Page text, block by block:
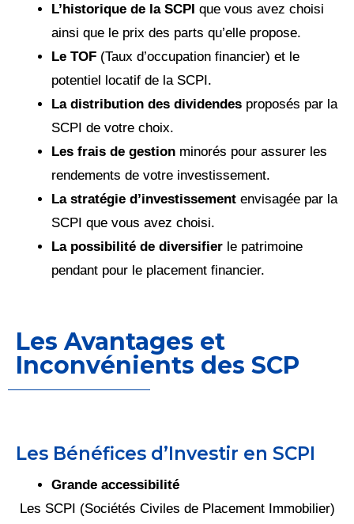
L’historique de la SCPI que vous avez choisi
ainsi que le prix des parts qu’elle propose.
Le TOF (Taux d’occupation financier) et le
potentiel locatif de la SCPI.
La distribution des dividendes proposés par la
SCPI de votre choix.
Les frais de gestion minorés pour assurer les
rendements de votre investissement.
La stratégie d’investissement envisagée par la
SCPI que vous avez choisi.
La possibilité de diversifier le patrimoine
pendant pour le placement financier.
Les Avantages et
Inconvénients des SCP
Les Bénéfices d’Investir en SCPI
Grande accessibilité
Les SCPI (Sociétés Civiles de Placement Immobilier)